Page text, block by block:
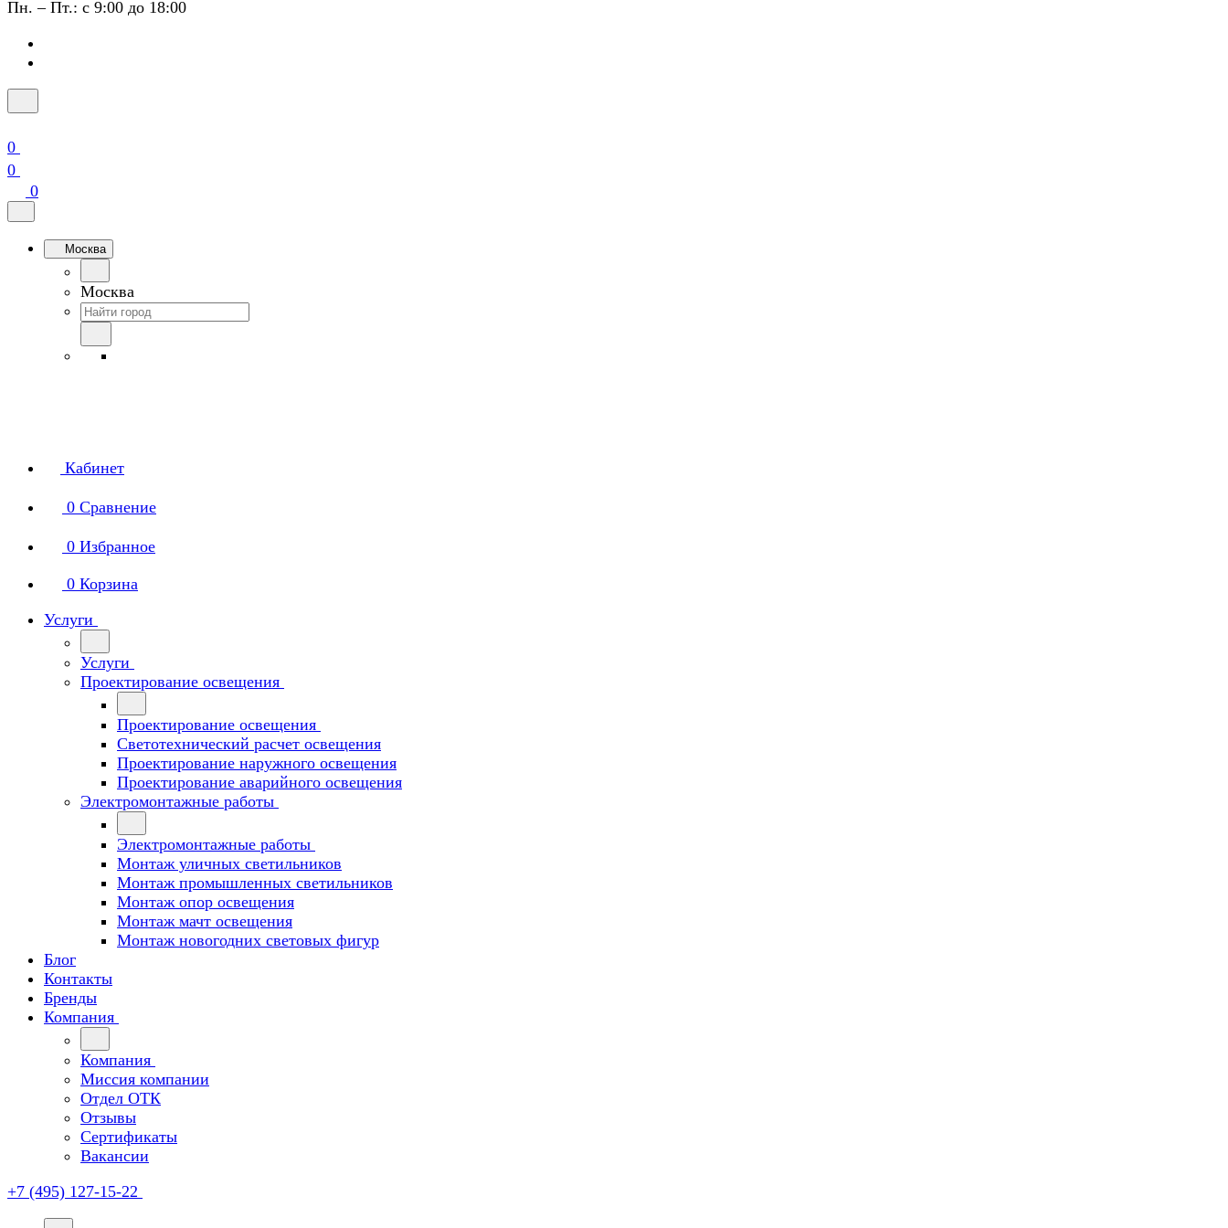
Пн. – Пт.: с 9:00 до 18:00
0
0
0
Москва
Москва
Кабинет
0 Сравнение
0 Избранное
0 Корзина
Услуги
Услуги
Проектирование освещения
Проектирование освещения
Светотехнический расчет освещения
Проектирование наружного освещения
Проектирование аварийного освещения
Электромонтажные работы
Электромонтажные работы
Монтаж уличных светильников
Монтаж промышленных светильников
Монтаж опор освещения
Монтаж мачт освещения
Монтаж новогодних световых фигур
Блог
Контакты
Бренды
Компания
Компания
Миссия компании
Отдел ОТК
Отзывы
Сертификаты
Вакансии
+7 (495) 127-15-22